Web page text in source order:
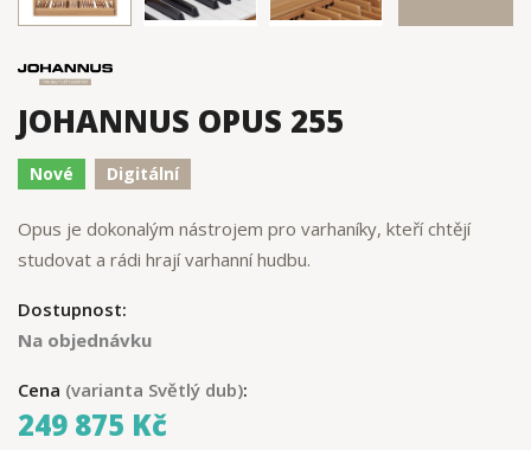
JOHANNUS OPUS 255
Nové Digitální
Opus je dokonalým nástrojem pro varhaníky, kteří chtějí
studovat a rádi hrají varhanní hudbu.
Dostupnost:
Na objednávku
Cena (varianta Světlý dub):
249 875 Kč